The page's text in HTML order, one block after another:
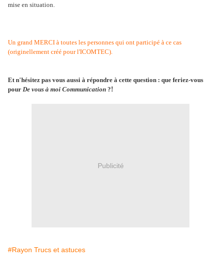
mise en situation.
Un grand MERCI à toutes les personnes qui ont participé à ce cas
(originellement créé pour l'ICOMTEC).
Et n'hésitez pas vous aussi à répondre à cette question : que feriez-vous
pour De vous à moi Communication ?!
Publicité
#Rayon Trucs et astuces